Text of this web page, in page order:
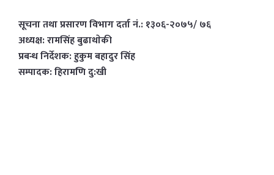
सूचना तथा प्रसारण विभाग दर्ता नं.: १३०६-२०७५/ ७६
अध्यक्ष: रामसिंह बुढाथाेकी
प्रबन्ध निर्देशक: हुकुम बहादुर सिंह
सम्पादक: हिरामणि दु:खी